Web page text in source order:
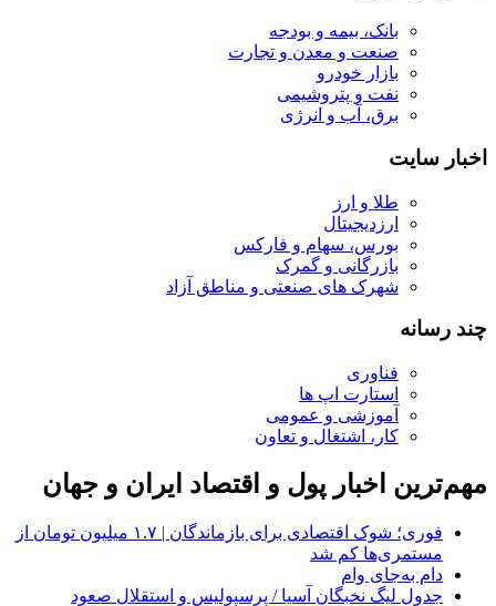
بانک، بیمه و بودجه
صنعت و معدن و تجارت
بازار خودرو
نفت و پتروشیمی
برق، آب و انرژی
اخبار سایت
طلا و ارز
ارزدیجیتال
بورس، سهام و فارکس
بازرگانی و گمرک
شهرک های صنعتی و مناطق آزاد
چند رسانه
فناوری
استارت اپ ها
آموزشی و عمومی
کار، اشتغال و تعاون
مهم‌ترین اخبار پول و اقتصاد ایران و جهان
فوری؛ شوک اقتصادی برای بازماندگان | ۱.۷ میلیون تومان از
مستمری‌ها کم شد
دام‌ به‌جای وام
جدول لیگ نخبگان آسیا / پرسپولیس و استقلال صعود